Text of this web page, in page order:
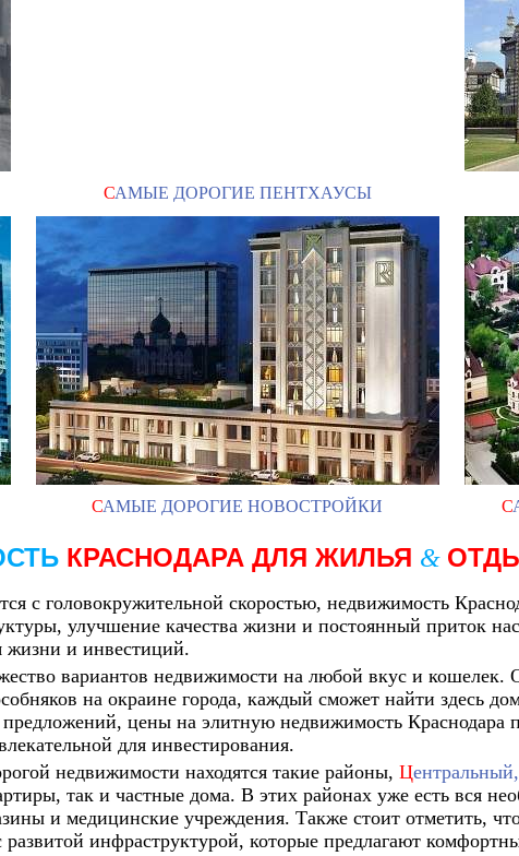
САМЫЕ ДОРОГИЕ ПЕНТХАУСЫ
САМЫЕ ДОРОГИЕ НОВОСТРОЙКИ С
КРАСНОДАРА ДЛЯ ЖИЛЬЯ &
с головокружительной скоростью, недвижимость
улучшение качества жизни и постоянный приток
жизни и инвестиций.
вариантов недвижимости на любой вкус и
на окраине города, каждый сможет найти здесь
предложений, цены на элитную недвижимость Краснодара
для инвестирования.
недвижимости находятся такие районы, Ц
так и частные дома. В этих районах уже есть вся
и медицинские учреждения. Также стоит отметить,
инфраструктурой, которые предлагают